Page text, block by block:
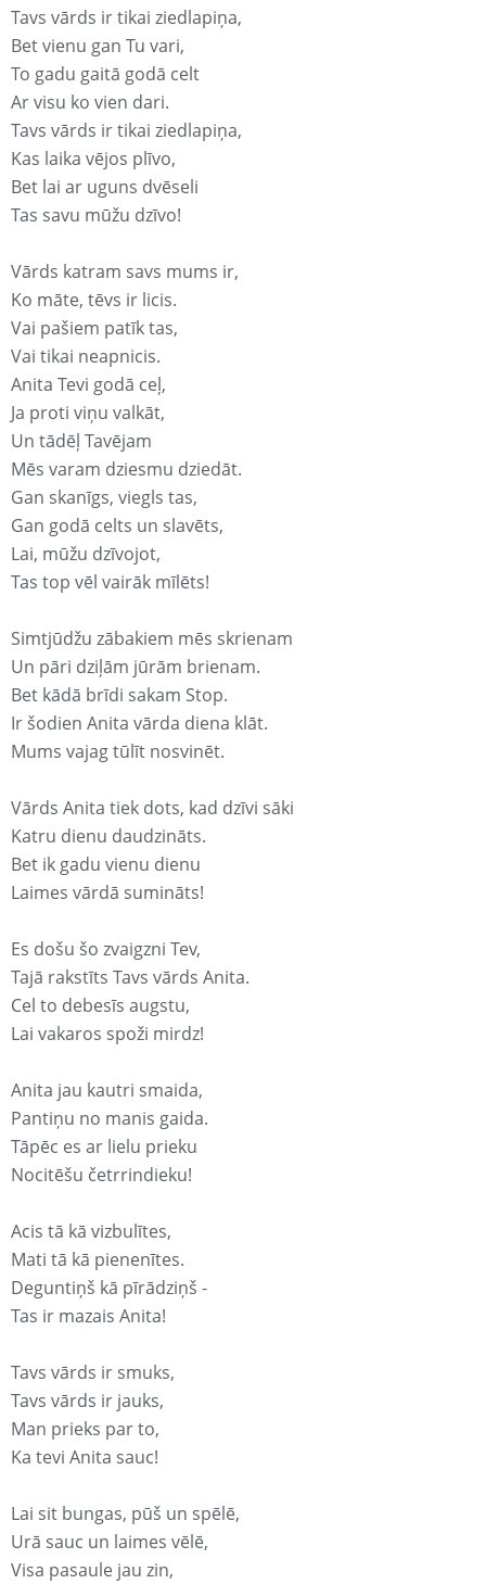
Tavs vārds ir tikai ziedlapiņa,
Bet vienu gan Tu vari,
To gadu gaitā godā celt
Ar visu ko vien dari.
Tavs vārds ir tikai ziedlapiņa,
Kas laika vējos plīvo,
Bet lai ar uguns dvēseli
Tas savu mūžu dzīvo!
Vārds katram savs mums ir,
Ko māte, tēvs ir licis.
Vai pašiem patīk tas,
Vai tikai neapnicis.
Anita Tevi godā ceļ,
Ja proti viņu valkāt,
Un tādēļ Tavējam
Mēs varam dziesmu dziedāt.
Gan skanīgs, viegls tas,
Gan godā celts un slavēts,
Lai, mūžu dzīvojot,
Tas top vēl vairāk mīlēts!
Simtjūdžu zābakiem mēs skrienam
Un pāri dziļām jūrām brienam.
Bet kādā brīdi sakam Stop.
Ir šodien Anita vārda diena klāt.
Mums vajag tūlīt nosvinēt.
Vārds Anita tiek dots, kad dzīvi sāki
Katru dienu daudzināts.
Bet ik gadu vienu dienu
Laimes vārdā sumināts!
Es došu šo zvaigzni Tev,
Tajā rakstīts Tavs vārds Anita.
Cel to debesīs augstu,
Lai vakaros spoži mirdz!
Anita jau kautri smaida,
Pantiņu no manis gaida.
Tāpēc es ar lielu prieku
Nocitēšu četrrindieku!
Acis tā kā vizbulītes,
Mati tā kā pienenītes.
Deguntiņš kā pīrādziņš -
Tas ir mazais Anita!
Tavs vārds ir smuks,
Tavs vārds ir jauks,
Man prieks par to,
Ka tevi Anita sauc!
Lai sit bungas, pūš un spēlē,
Urā sauc un laimes vēlē,
Visa pasaule jau zin,